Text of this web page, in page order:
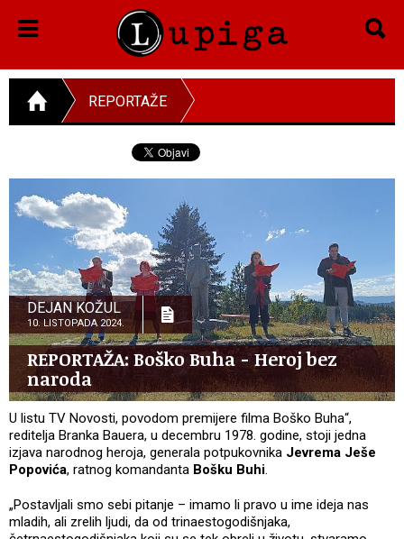
REPORTAŽE
DEJAN KOŽUL
10. LISTOPADA 2024.
REPORTAŽA: Boško Buha - Heroj bez
naroda
U listu TV Novosti, povodom premijere filma Boško Buha“,
reditelja Branka Bauera, u decembru 1978. godine, stoji jedna
izjava narodnog heroja, generala potpukovnika Jevrema Ješe
Popovića, ratnog komandanta Bošku Buhi.
„Postavljali smo sebi pitanje – imamo li pravo u ime ideja nas
mladih, ali zrelih ljudi, da od trinaestogodišnjaka,